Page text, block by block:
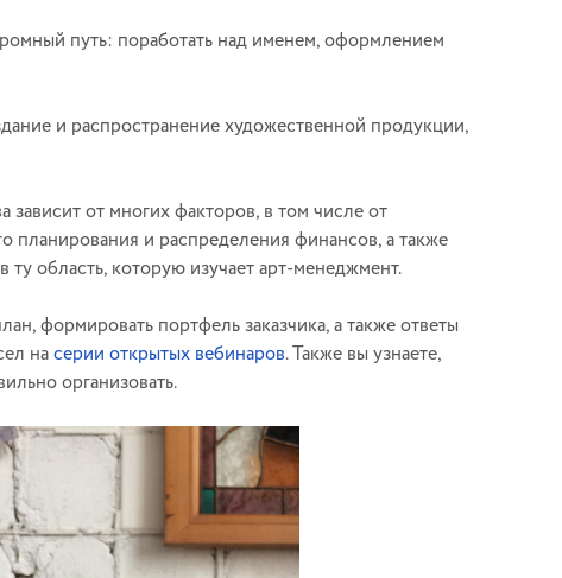
путь: поработать над именем, оформлением
и распространение художественной продукции,
от многих факторов, в том числе от
планирования и распределения финансов, а также
область, которую изучает арт-менеджмент.
формировать портфель заказчика, а также ответы
насерии открытых вебинаров. Также вы узнаете,
организовать.